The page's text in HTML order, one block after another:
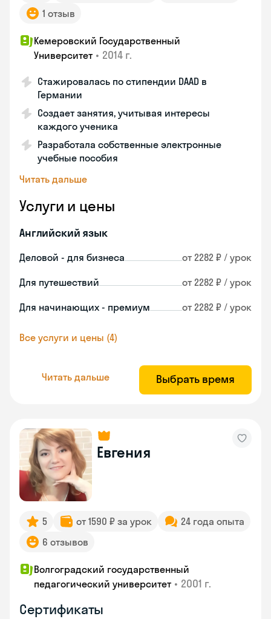
1 отзыв
Кемеровский Государственный
Университет • 2014 г.
Стажировалась по стипендии DAAD в
Германии
Создает занятия, учитывая интересы
каждого ученика
Разработала собственные электронные
учебные пособия
Читать дальше
Услуги и цены
Английский язык
Деловой - для бизнеса от 2282 ₽ / урок
Для путешествий от 2282 ₽ / урок
Для начинающих - премиум от 2282 ₽ / урок
Все услуги и цены (4)
Читать дальше Выбрать время
Евгения
5 от 1590 ₽ за урок
24 года опыта
6 отзывов
Волгоградский государственный
педагогический университет • 2001 г.
Сертификаты